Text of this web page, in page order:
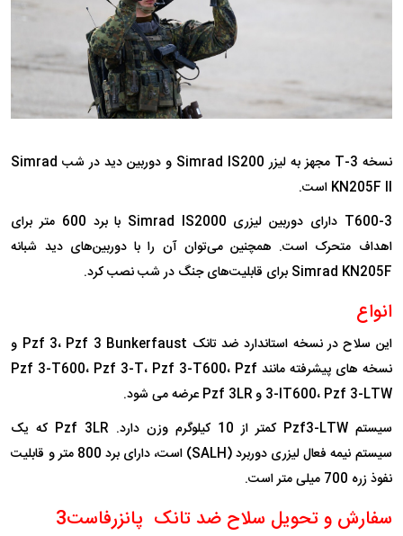
نسخه 3-T مجهز به لیزر Simrad IS200 و دوربین دید در شب Simrad
KN205F II است.
3-T600 دارای دوربین لیزری Simrad IS2000 با برد 600 متر برای
اهداف متحرک است. همچنین می‌توان آن را با دوربین‌های دید شبانه
Simrad KN205F برای قابلیت‌های جنگ در شب نصب کرد.
انواع
این سلاح در نسخه استاندارد ضد تانک Pzf 3، Pzf 3 Bunkerfaust و
نسخه های پیشرفته مانند Pzf 3-T600، Pzf 3-T، Pzf 3-T600، Pzf
3-IT600، Pzf 3-LTW و Pzf 3LR عرضه می شود.
سیستم Pzf3-LTW کمتر از 10 کیلوگرم وزن دارد. Pzf 3LR که یک
سیستم نیمه فعال لیزری دوربرد (SALH) است، دارای برد 800 متر و قابلیت
نفوذ زره 700 میلی متر است.
سفارش و تحویل سلاح ضد تانک پانزرفاست3